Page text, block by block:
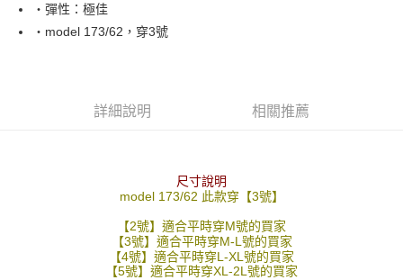
Google Pay
AFTEE先享後付是「在收到商品之後才付款」的支付方式。 讓您購物簡單
【「AFTEE先享後付」結帳流程】
１．於結帳方式選擇「AFTEE先享後付」後，將跳轉至「AFTEE先享後付」
結帳頁面，進行簡訊認證並確認金額後，即可完成結帳。
２．訂單成立數日內，您將收到繳費通知簡訊。
３．收到繳費通知簡訊後14天內，點擊此簡訊中的連結，可透過四大超商／
每筆NT$80，滿NT$1,800(含以上)免運費
每筆NT$80，滿NT$1,800(含以上)免運費
‧彈性：極佳
‧model 173/62，穿3號
詳細說明 相關推薦
尺寸說明
model 173/62 此款穿【3號】
【2號】適合平時穿M號的買家
【3號】適合平時穿M-L號的買家
【4號】適合平時穿L-XL號的買家
【5號】適合平時穿XL-2L號的買家